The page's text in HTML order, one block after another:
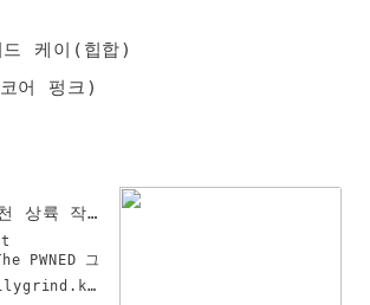
케이(힙합)
어 펑크)
REVIEW: '인천 상륙 작전' 사진
PWNED 그
인드가 함께
잘 타는 선
http://dailygrind.kr/magazine/news/7113